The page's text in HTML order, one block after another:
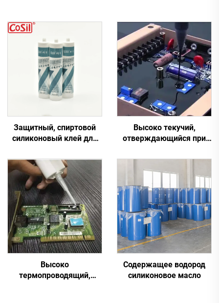
Защитный, спиртовой
силиконовый клей для
на промышленном
электрическом
оборудовании
Высоко текучий,
отверждающийся при
силиконовый герметик
C-713
Высоко
термопроводящий,
Содержащее водород
силиконовое масло